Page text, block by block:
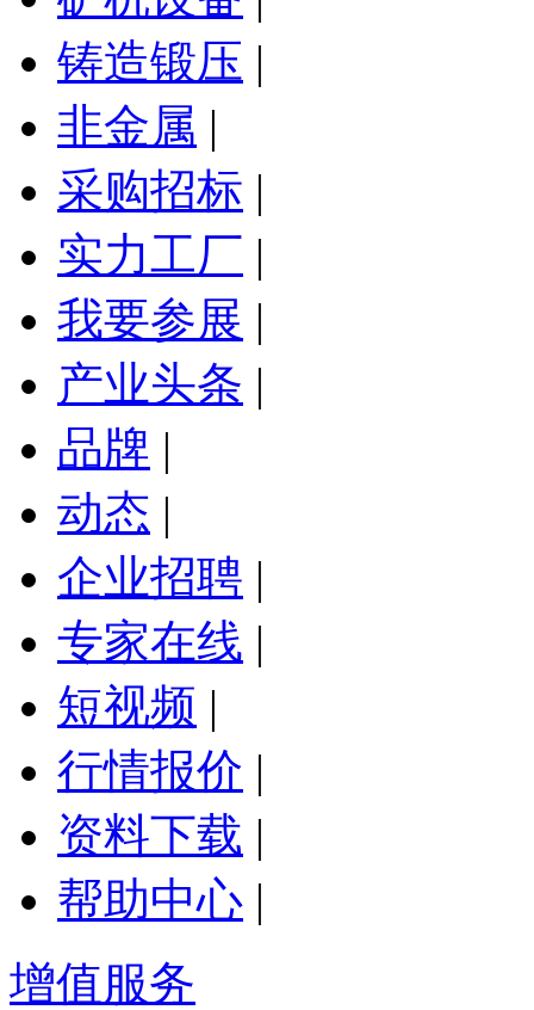
铸造锻压 |
非金属 |
采购招标 |
实力工厂 |
我要参展 |
产业头条 |
品牌 |
动态 |
企业招聘 |
专家在线 |
短视频 |
行情报价 |
资料下载 |
帮助中心 |
增值服务